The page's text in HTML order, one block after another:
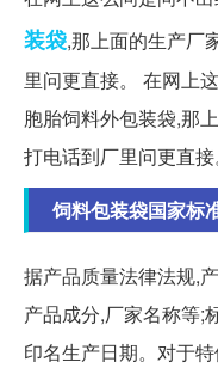
装袋,那上面的生产厂
里问更直接。 在网上
胞胎饲料外包装袋,那
打电话到厂里问更直接
饲料包装袋国家标
据产品质量法律法规,
产品成分,厂家名称等;
印名生产日期。对于